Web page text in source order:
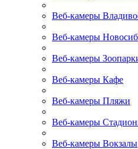
Веб-камеры
Веб-камеры
Веб-камеры
Веб-камеры Кафе
Веб-камеры Пляжи
Веб-камеры
Веб-камеры Вокзалы